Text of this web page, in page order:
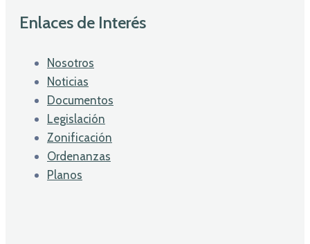
Enlaces de Interés
Nosotros
Noticias
Documentos
Legislación
Zonificación
Ordenanzas
Planos